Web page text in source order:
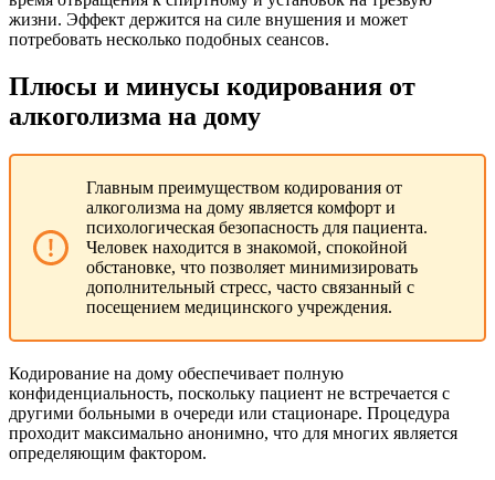
жизни. Эффект держится на силе внушения и может
потребовать несколько подобных сеансов.
Плюсы и минусы кодирования от
алкоголизма на дому
Главным преимуществом кодирования от
алкоголизма на дому является комфорт и
психологическая безопасность для пациента.
Человек находится в знакомой, спокойной
обстановке, что позволяет минимизировать
дополнительный стресс, часто связанный с
посещением медицинского учреждения.
Кодирование на дому обеспечивает полную
конфиденциальность, поскольку пациент не встречается с
другими больными в очереди или стационаре. Процедура
проходит максимально анонимно, что для многих является
определяющим фактором.